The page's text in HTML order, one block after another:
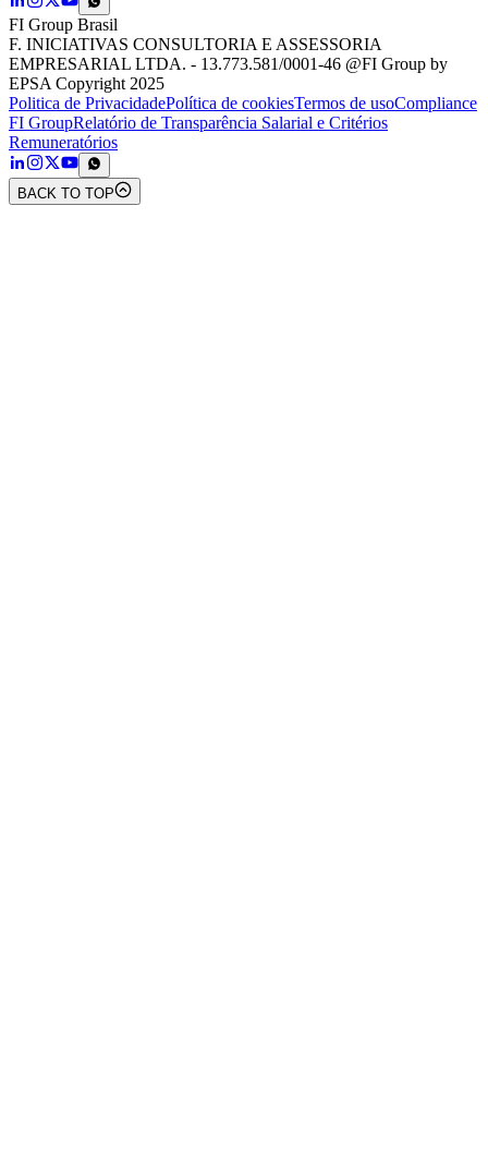
FI Group Brasil
F. INICIATIVAS CONSULTORIA E ASSESSORIA
EMPRESARIAL LTDA. - 13.773.581/0001-46 @FI Group by
EPSA Copyright 2025
Politica de PrivacidadePolítica de cookiesTermos de usoCompliance
FI GroupRelatório de Transparência Salarial e Critérios
Remuneratórios
BACK TO TOP